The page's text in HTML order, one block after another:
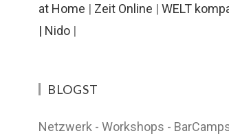
at Home | Zeit Online | WELT
| Nido |
BLOGST
Netzwerk - Workshops -